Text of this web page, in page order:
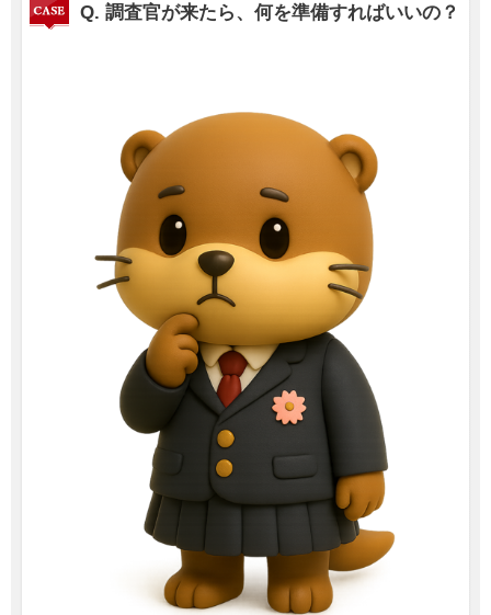
Q. 調査官が来たら、何を準備すればいいの？